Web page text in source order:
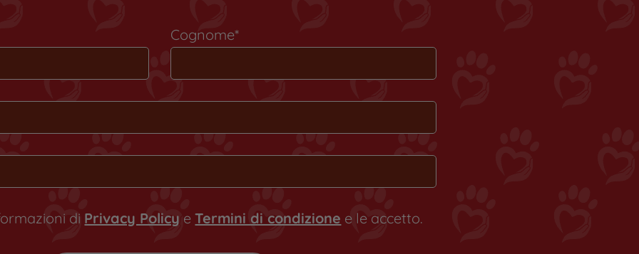
Cognome*
di Privacy Policy eTermini di condizione e le accetto.